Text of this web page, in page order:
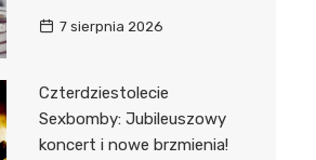
7 sierpnia 2026
Czterdziestolecie
Sexbomby: Jubileuszowy
koncert i nowe brzmienia!